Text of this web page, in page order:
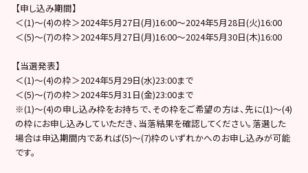
【申し込み期間】
＜(1)～(4)の枠＞2024年5月27日(月)16:00～2024年5月28日(火)16:00
＜(5)～(7)の枠＞2024年5月27日(月)16:00～2024年5月30日(木)16:00
【当選発表】
＜(1)～(4)の枠＞2024年5月29日(水)23:00まで
＜(5)～(7)の枠＞2024年5月31日(金)23:00まで
※(1)～(4)の申し込み枠をお持ちで、その枠をご希望の方は、先に(1)～(4)
の枠にお申し込みしていただき、当落結果を確認してください。落選した
場合は申込期間内であれば(5)～(7)枠のいずれかへのお申し込みが可能
です。